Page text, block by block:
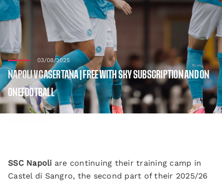
03/08/2025
NAPOLI V CASERTANA | FREE WITH SKY SUBSCRIPTION AND ON
ONEFOOTBALL
SSC Napoli are continuing their training camp in
Castel di Sangro, the second part of their 2025/26